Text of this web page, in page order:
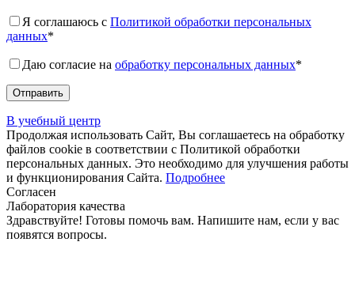
Я соглашаюсь с Политикой обработки персональных
данных*
Даю согласие на обработку персональных данных*
В учебный центр
Продолжая использовать Сайт, Вы соглашаетесь на обработку
файлов cookie в соответствии с Политикой обработки
персональных данных. Это необходимо для улучшения работы
и функционирования Сайта. Подробнее
Согласен
Лаборатория качества
Здравствуйте! Готовы помочь вам. Напишите нам, если у вас
появятся вопросы.